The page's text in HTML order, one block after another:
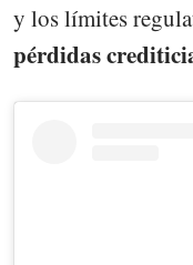
y los límites
pérdidas